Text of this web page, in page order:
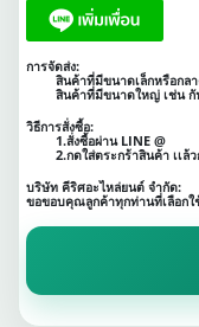
การจัดส่ง:
สินค้าที่มีขนาดเล็กหรือกลา
สินค้าที่มีขนาดใหญ่ เช่น กั
วิธีการสั่งซื้อ:
1.สั่งซื้อผ่าน LINE @
2.กดใส่ตระกร้าสินค้า เเล้
บริษัท คีริศอะไหล่ยนต์ จำกัด:
ขอขอบคุณลูกค้าทุกท่านที่เลือกใ